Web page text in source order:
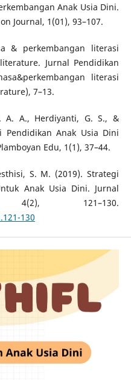
Anak Usia Dini.
Journal, 1(01), 93–107.
& perkembangan literasi
Jurnal Pendidikan
literasi
7–13.
A. A., Herdiyanti, G. S., &
Pendidikan Anak Usia Dini
Edu, 1(1), 37–44.
S. M. (2019). Strategi
Anak Usia Dini. Jurnal
121–130.
130